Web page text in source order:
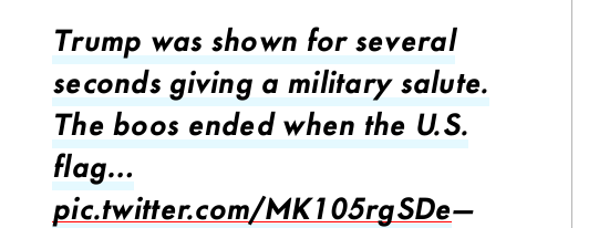
Trump was shown for several
seconds giving a military salute.
The boos ended when the U.S.
flag…
pic.twitter.com/MK105rgSDe—